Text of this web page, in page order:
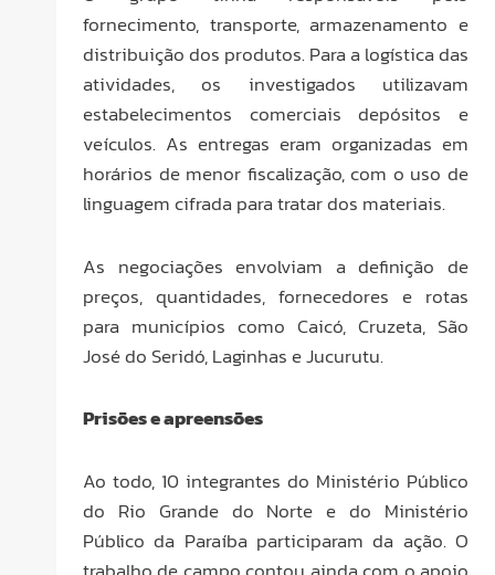
fornecimento, transporte, armazenamento e
distribuição dos produtos. Para a logística das
atividades, os investigados utilizavam
estabelecimentos comerciais depósitos e
veículos. As entregas eram organizadas em
horários de menor fiscalização, com o uso de
linguagem cifrada para tratar dos materiais.
As negociações envolviam a definição de
preços, quantidades, fornecedores e rotas
para municípios como Caicó, Cruzeta, São
José do Seridó, Laginhas e Jucurutu.
Prisões e apreensões
Ao todo, 10 integrantes do Ministério Público
do Rio Grande do Norte e do Ministério
Público da Paraíba participaram da ação. O